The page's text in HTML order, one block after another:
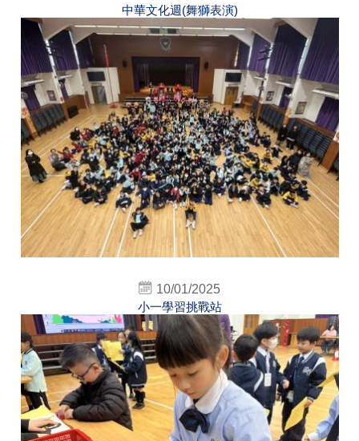
中華文化週(舞獅表演)
10/01/2025
小一學習挑戰站